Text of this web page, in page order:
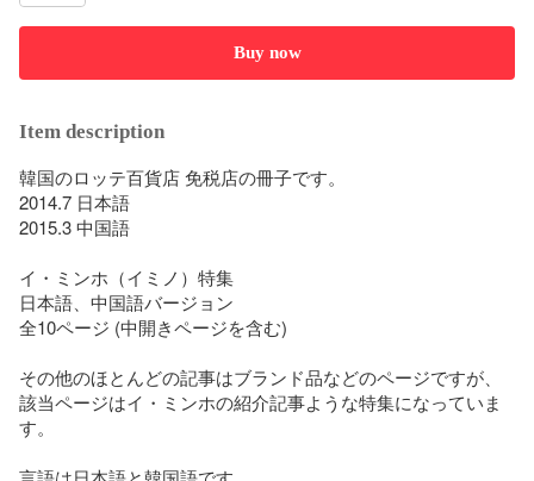
Buy now
Item description
韓国のロッテ百貨店 免税店の冊子です。
2014.7 日本語
2015.3 中国語
イ・ミンホ（イミノ）特集
日本語、中国語バージョン
全10ページ (中開きページを含む)
その他のほとんどの記事はブランド品などのページですが、
該当ページはイ・ミンホの紹介記事ような特集になっていま
す。